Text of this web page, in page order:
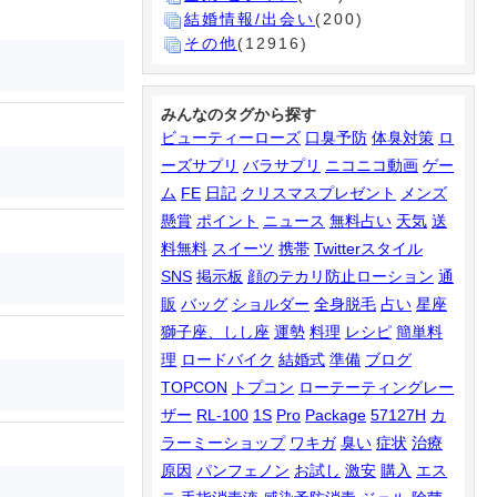
結婚情報/出会い(200)
その他(12916)
みんなのタグから探す
ビューティーローズ 口臭予防 体臭対策 ロ
ーズサプリ バラサプリ ニコニコ動画 ゲー
ム FE 日記 クリスマスプレゼント メンズ
懸賞 ポイント ニュース 無料占い 天気 送
料無料 スイーツ 携帯 Twitterスタイル
SNS 掲示板 顔のテカリ防止ローション 通
販 バッグ ショルダー 全身脱毛 占い 星座
獅子座、しし座 運勢 料理 レシピ 簡単料
理 ロードバイク 結婚式 準備 ブログ
TOPCON
トプコン ローテーティングレー
ザー RL-100 1S Pro Package 57127H カ
ラーミーショップ ワキガ 臭い 症状 治療
原因 パンフェノン お試し 激安 購入 エス